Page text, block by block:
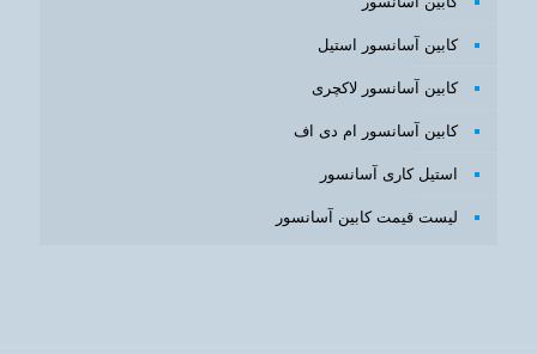
کابین آسانسور استیل
کابین آسانسور لاکچری
کابین آسانسور ام دی اف
استیل کاری آسانسور
لیست قیمت کابین آسانسور